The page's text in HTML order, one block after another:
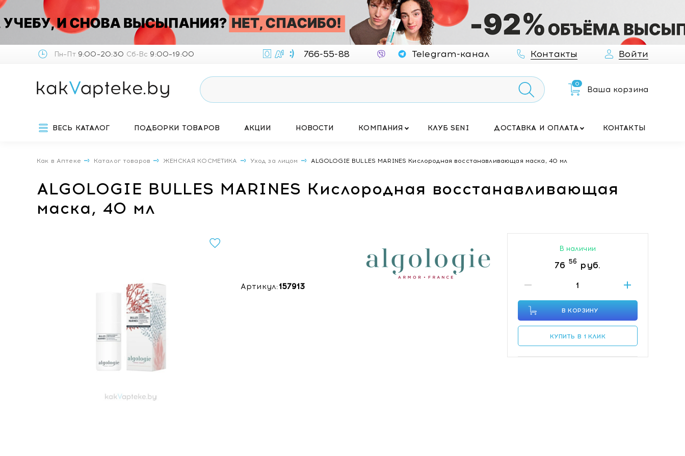
Пн–Пт9:00–20:30 Сб-Вс 9:00–19:00 766-55-88 Telegram-канал Контакты Войти
0
Ваша корзина
ВЕСЬ КАТАЛОГ ПОДБОРКИ ТОВАРОВ АКЦИИ НОВОСТИ КОМПАНИЯ КЛУБ SENI ДОСТАВКА И ОПЛАТА КОНТАКТЫ
Как в Аптеке Каталог товаров ЖЕНСКАЯ КОСМЕТИКА Уход за лицом ALGOLOGIE BULLES MARINES Кислородная восстанавливающая маска, 40 мл
ALGOLOGIE BULLES MARINES Кислородная восстанавливающая
маска, 40 мл
Артикул:157913
В наличии
76 56 руб.
В КОРЗИНУ
КУПИТЬ В 1 КЛИК